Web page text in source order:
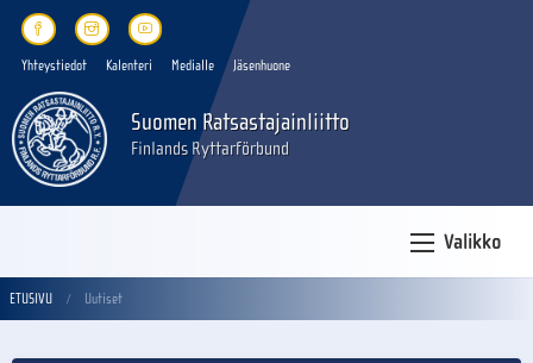
Yhteystiedot Kalenteri Medialle Jäsenhuone
Suomen Ratsastajainliitto
Finlands Ryttarförbund
Valikko
ETUSIVU Uutiset